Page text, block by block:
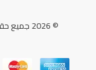
© 2026 جميع حقوق الملكية محفوظة لشركة